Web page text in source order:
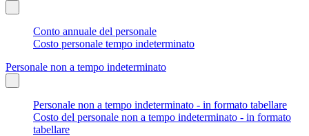
Conto annuale del personale
Costo personale tempo indeterminato
Personale non a tempo indeterminato
Personale non a tempo indeterminato - in formato tabellare
Costo del personale non a tempo indeterminato - in formato
tabellare